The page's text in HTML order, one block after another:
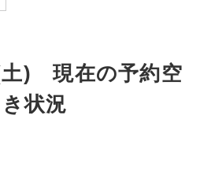
土) 現在の予約空
き状況